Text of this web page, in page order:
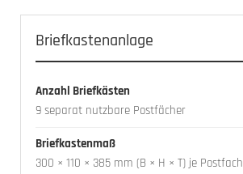
Briefkastenanlage
Anzahl Briefkästen
9 separat nutzbare Postfächer
Briefkastenmaß
300 × 110 × 385 mm (B × H × T) je Postfach